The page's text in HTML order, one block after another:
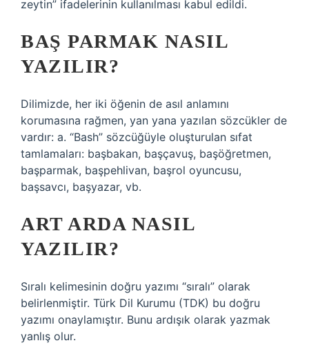
zeytin” ifadelerinin kullanılması kabul edildi.
BAŞ PARMAK NASIL
YAZILIR?
Dilimizde, her iki öğenin de asıl anlamını
korumasına rağmen, yan yana yazılan sözcükler de
vardır: a. “Bash” sözcüğüyle oluşturulan sıfat
tamlamaları: başbakan, başçavuş, başöğretmen,
başparmak, başpehlivan, başrol oyuncusu,
başsavcı, başyazar, vb.
ART ARDA NASIL
YAZILIR?
Sıralı kelimesinin doğru yazımı “sıralı” olarak
belirlenmiştir. Türk Dil Kurumu (TDK) bu doğru
yazımı onaylamıştır. Bunu ardışık olarak yazmak
yanlış olur.